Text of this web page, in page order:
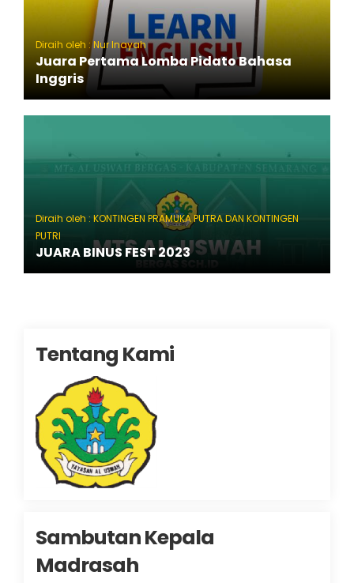
Diraih oleh : Nur Inayah
Juara Pertama Lomba Pidato Bahasa
Inggris
Diraih oleh : KONTINGEN PRAMUKA PUTRA DAN KONTINGEN
PUTRI
JUARA BINUS FEST 2023
Tentang Kami
Sambutan Kepala
Madrasah